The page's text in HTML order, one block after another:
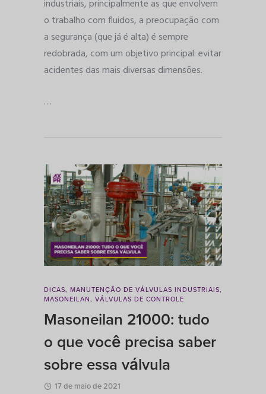
industriais, principalmente as que envolvem
o trabalho com fluidos, a preocupação com
a segurança (que já é alta) é sempre
redobrada, com um objetivo principal: evitar
acidentes das mais diversas dimensões.
…
DICAS, MANUTENÇÃO DE VÁLVULAS INDUSTRIAIS,
MASONEILAN, VÁLVULAS DE CONTROLE
Masoneilan 21000: tudo
o que você precisa saber
sobre essa válvula
17 de maio de 2021